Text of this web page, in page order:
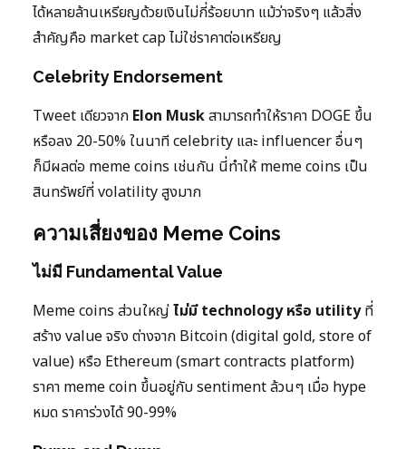
ได้หลายล้านเหรียญด้วยเงินไม่กี่ร้อยบาท แม้ว่าจริงๆ แล้วสิ่ง
สำคัญคือ market cap ไม่ใช่ราคาต่อเหรียญ
Celebrity Endorsement
Tweet เดียวจาก Elon Muskสามารถทำให้ราคา DOGE ขึ้น
หรือลง 20-50% ในนาที celebrity และ influencer อื่นๆ
ก็มีผลต่อ meme coins เช่นกัน นี่ทำให้ meme coins เป็น
สินทรัพย์ที่ volatility สูงมาก
ความเสี่ยงของ Meme Coins
ไม่มี Fundamental Value
Meme coins ส่วนใหญ่ไม่มี technology หรือ utilityที่
สร้าง value จริง ต่างจาก Bitcoin (digital gold, store of
value) หรือ Ethereum (smart contracts platform)
ราคา meme coin ขึ้นอยู่กับ sentiment ล้วนๆ เมื่อ hype
หมด ราคาร่วงได้ 90-99%